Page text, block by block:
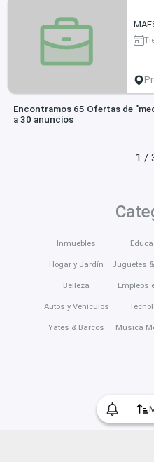
Encontramos 65 Ofertas de
a 30 anuncios
1 /
Inmuebles
Hogar y Jardín
Belleza
Autos y Vehículos
Yates & Barcos
Juguetes
Empleos
Música